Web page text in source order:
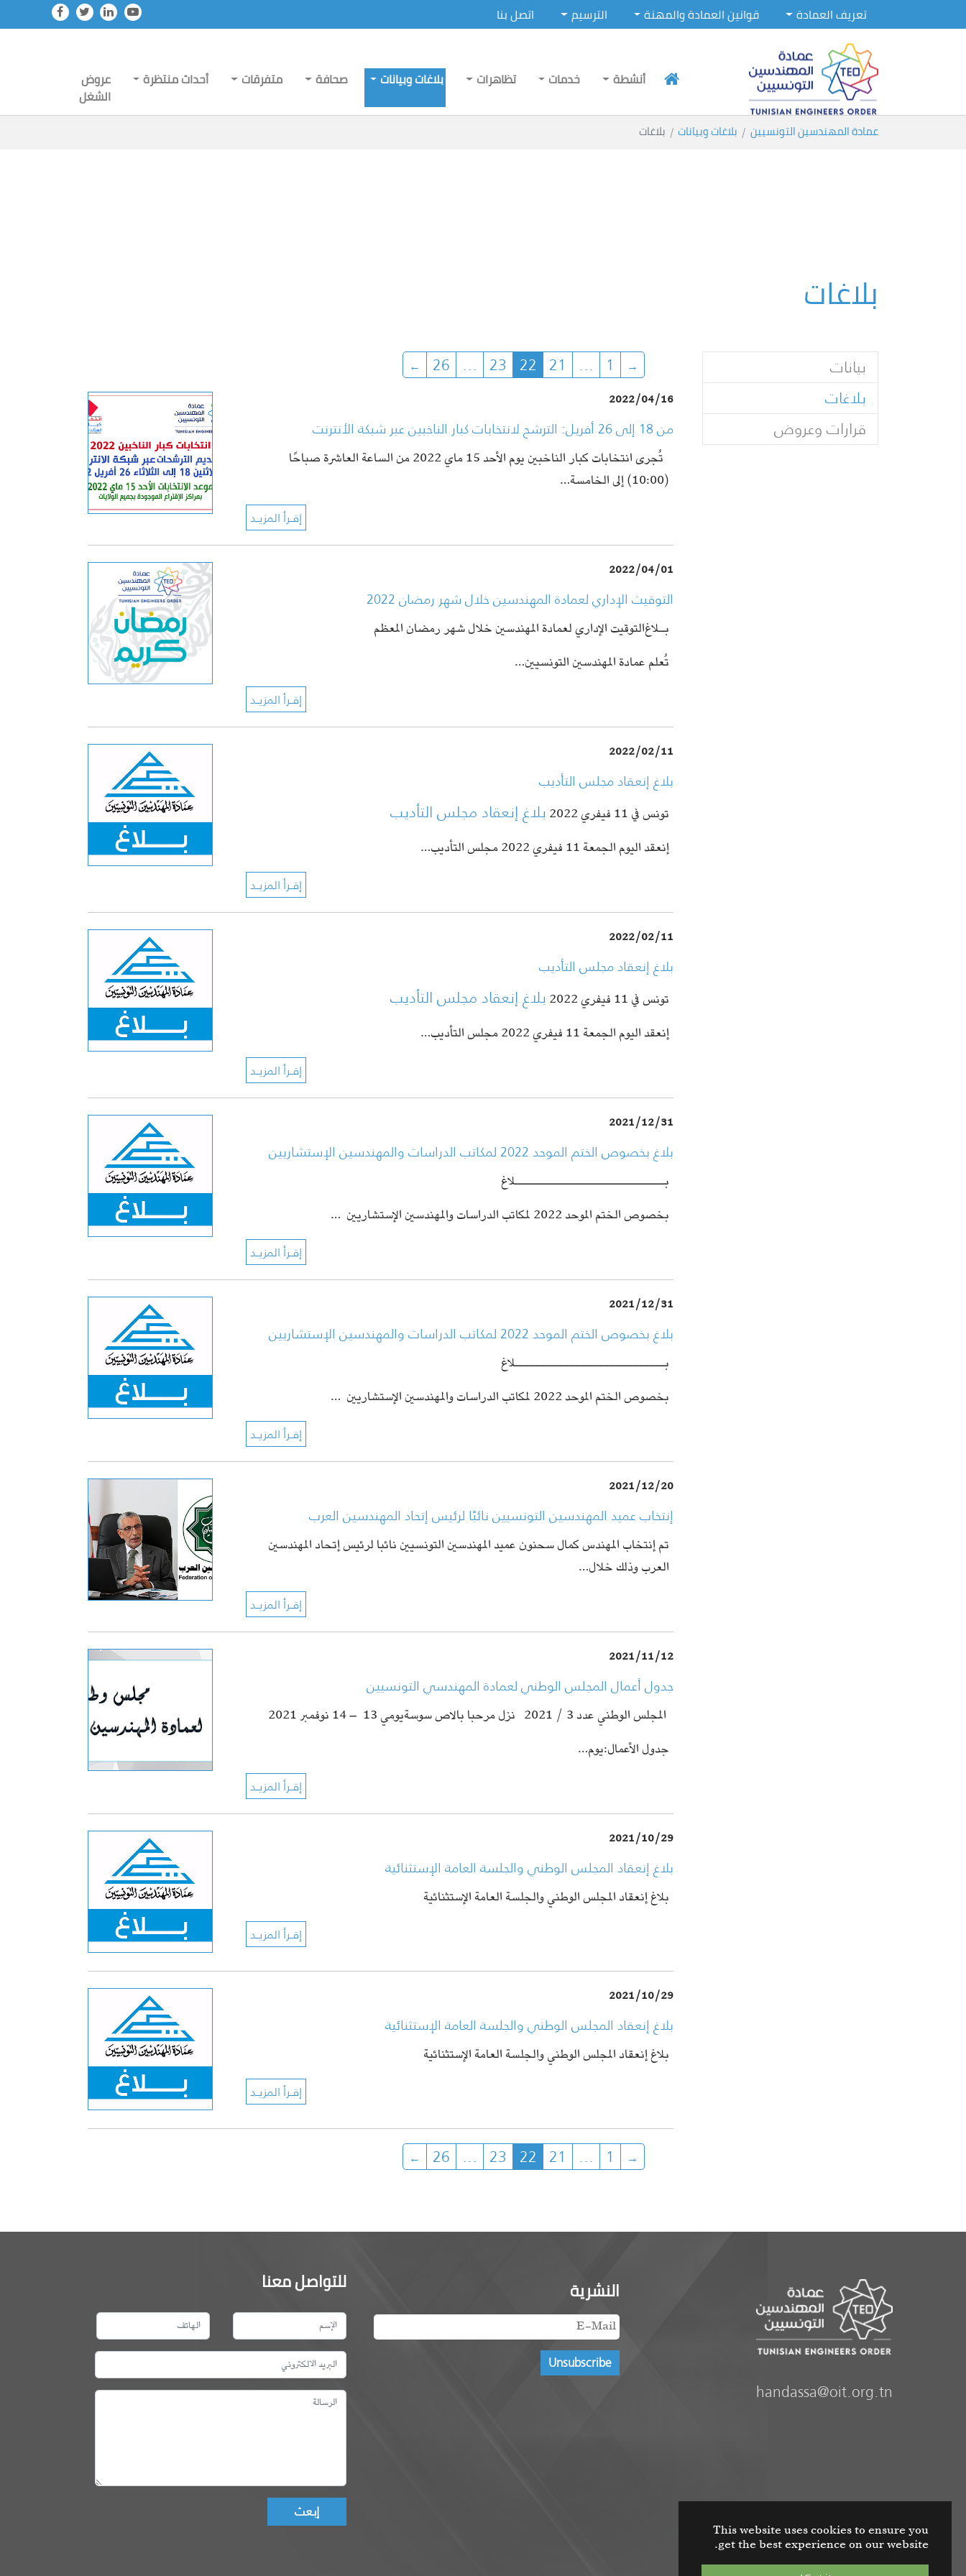
This website uses cookies to ensure you
get the best experience on our website.
Skip to main content
تعريف العمادة قوانين العمادة والمهنة الترسيم اتصل بنا
أنشطة خدمات تظاهرات بلاغات وبيانات صحافة متفرقات أحداث منتظرة
عروض
الشغل
You are here:
عمادة المهندسين التونسيين بلاغات وبيانات بلاغات
بلاغات
بيانات
بلاغات
(current)
قرارات وعروض
1
…
21
22
23
…
26
2022/04/16
من 18 إلى 26 أفريل: الترشح لانتخابات كبار الناخبين عبر شبكة الأنترنت
تُجرى انتخابات كبار الناخبين يوم الأحد 15 ماي 2022 من الساعة العاشرة صباحًا
(10:00) إلى الخامسة…
2022/04/01
التوقيت الإداري لعمادة المهندسين خلال شهر رمضان 2022
بـلاغالتوقيت الإداري لعمادة المهندسين خلال شهر رمضان المعظم
تُعلم عمادة المهندسين التونسيين…
2022/02/11
بلاغ إنعقاد مجلس التأديب
تونس في 11 فيفري 2022 بلاغ إنعقاد مجلس التأديب
إنعقد اليوم الجمعة 11 فيفري 2022 مجلس التأديب…
2022/02/11
بلاغ إنعقاد مجلس التأديب
تونس في 11 فيفري 2022 بلاغ إنعقاد مجلس التأديب
إنعقد اليوم الجمعة 11 فيفري 2022 مجلس التأديب…
2021/12/31
بلاغ بخصوص الختم الموحد 2022 لمكاتب الدراسات والمهندسين الإستشاريين
بــــــــــــــــــــــــــلاغ
بخصوص الختم الموحد 2022 لمكاتب الدراسات والمهندسين الإستشاريين
…
2021/12/31
بلاغ بخصوص الختم الموحد 2022 لمكاتب الدراسات والمهندسين الإستشاريين
بــــــــــــــــــــــــــلاغ
بخصوص الختم الموحد 2022 لمكاتب الدراسات والمهندسين الإستشاريين
…
2021/12/20
إنتخاب عميد المهندسين التونسيين نائبًا لرئيس إتحاد المهندسين العرب
تم إنتخاب المهندس كمال سحنون عميد المهندسين التونسيين نائبا لرئيس إتحاد المهندسين
العرب وذلك خلال…
2021/11/12
جدول أعمال المجلس الوطني لعمادة المهندسي التونسيين
المجلس الوطني عدد 3 / 2021 نزل مرحبا بالاص سوسةيومي 13 – 14 نوفمبر 2021
جدول الأعمال:يوم…
2021/10/29
بلاغ إنعقاد المجلس الوطني والجلسة العامة الإستثنائية
بلاغ إنعقاد المجلس الوطني والجلسة العامة الإستثنائية
2021/10/29
بلاغ إنعقاد المجلس الوطني والجلسة العامة الإستثنائية
بلاغ إنعقاد المجلس الوطني والجلسة العامة الإستثنائية
1
…
21
22
23
…
26
handassa@oit.org.tn
النشرية للتواصل معنا